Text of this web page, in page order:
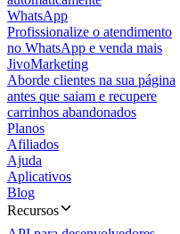
WhatsApp
Profissionalize o atendimento
no WhatsApp e venda mais
JivoMarketing
Aborde clientes na sua página
antes que saiam e recupere
carrinhos abandonados
Planos
Afiliados
Ajuda
Aplicativos
Blog
Recursos